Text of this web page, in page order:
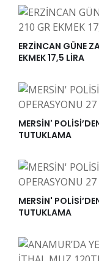
ERZİNCAN GÜNE
EKMEK 17,5 LİRA
MERSİN'
TUTUKLAMA
MERSİN'
TUTUKLAMA